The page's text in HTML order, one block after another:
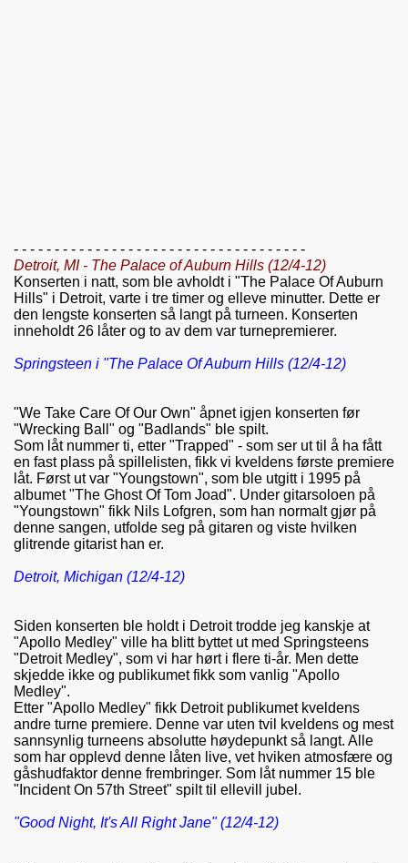
- - - - - - - - - - - - - - - - - - - - - - - - - - - - - - - - - - - -
Detroit, MI - The Palace of Auburn Hills (12/4-12)
Konserten i natt, som ble avholdt i "The Palace Of Auburn
Hills" i Detroit, varte i tre timer og elleve minutter. Dette er
den lengste konserten så langt på turneen. Konserten
inneholdt 26 låter og to av dem var turnepremierer.
Springsteen i "The Palace Of Auburn Hills (12/4-12)
"We Take Care Of Our Own" åpnet igjen konserten før
"Wrecking Ball" og "Badlands" ble spilt.
Som låt nummer ti, etter "Trapped" - som ser ut til å ha fått
en fast plass på spillelisten, fikk vi kveldens første premiere
låt. Først ut var "Youngstown", som ble utgitt i 1995 på
albumet "The Ghost Of Tom Joad". Under gitarsoloen på
"Youngstown" fikk Nils Lofgren, som han normalt gjør på
denne sangen, utfolde seg på gitaren og viste hvilken
glitrende gitarist han er.
Detroit, Michigan (12/4-12)
Siden konserten ble holdt i Detroit trodde jeg kanskje at
"Apollo Medley" ville ha blitt byttet ut med Springsteens
"Detroit Medley", som vi har hørt i flere ti-år. Men dette
skjedde ikke og publikumet fikk som vanlig "Apollo
Medley".
Etter "Apollo Medley" fikk Detroit publikumet kveldens
andre turne premiere. Denne var uten tvil kveldens og mest
sannsynlig turneens absolutte høydepunkt så langt. Alle
som har opplevd denne låten live, vet hviken atmosfære og
gåshudfaktor denne frembringer. Som låt nummer 15 ble
"Incident On 57th Street" spilt til ellevill jubel.
"Good Night, It's All Right Jane" (12/4-12)